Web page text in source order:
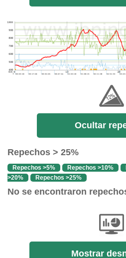
Ocultar
Repechos > 25%
Repechos >5% Repechos >10%
>20%
Repechos >25%
No se encontraron
Mostrar